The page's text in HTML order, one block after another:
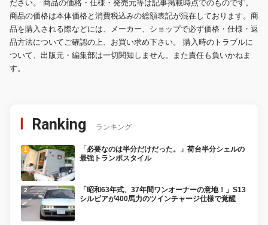
ださい。 商品の価格・仕様・発売元等は記事掲載時点でのものです。
商品の価格は本体価格と消費税込みの総額表記が混在しております。商
品を購入される際などには、メーカー、ショップで必ず価格・仕様・返
品方法についてご確認の上、お買い求め下さい。 購入時のトラブルに
ついて、出版元・編集部は一切関知しません。また責任も負いかねま
す。
Ranking ランキング
「必要なのは半分だけだった。」荷台半分シェルの
最強トランポスタイル
「昭和63年式、37年間ワンオーナーの意地！」S13
シルビアが400馬力のツインチャージ仕様で覚醒